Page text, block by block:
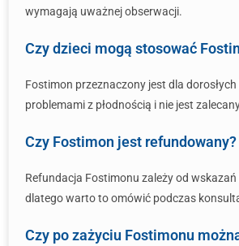
wymagają uważnej obserwacji.
Czy dzieci mogą stosować
Fostimon przeznaczony jest dla
problemami z płodnością i nie jest
Czy Fostimon jest refundowany?
Refundacja Fostimonu zależy od wskazań
dlatego warto to omówić podczas
Czy po zażyciu Fostimonu